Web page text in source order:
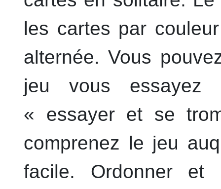
les cartes par
alternée. Vous
jeu vous essayez
« essayer et se
comprenez le jeu
facile. Ordonner et